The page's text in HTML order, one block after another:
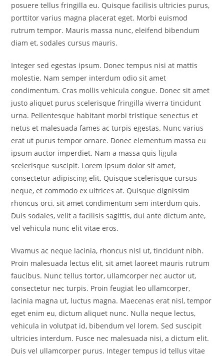
posuere tellus fringilla eu. Quisque facilisis ultricies purus,
porttitor varius magna placerat eget. Morbi euismod
rutrum tempor. Mauris massa nunc, eleifend bibendum
diam et, sodales cursus mauris.
Integer sed egestas ipsum. Donec tempus nisi at mattis
molestie. Nam semper interdum odio sit amet
condimentum. Cras mollis vehicula congue. Donec sit amet
justo aliquet purus scelerisque fringilla viverra tincidunt
urna. Pellentesque habitant morbi tristique senectus et
netus et malesuada fames ac turpis egestas. Nunc varius
erat ut purus tempor ornare. Donec elementum massa eu
ipsum auctor imperdiet. Nam a massa quis ligula
scelerisque suscipit. Lorem ipsum dolor sit amet,
consectetur adipiscing elit. Quisque scelerisque cursus
neque, et commodo ex ultrices at. Quisque dignissim
rhoncus orci, sit amet condimentum sem interdum quis.
Duis sodales, velit a facilisis sagittis, dui ante dictum ante,
vel vehicula nunc elit vitae eros.
Vivamus ac neque lacinia, rhoncus nisl ut, tincidunt nibh.
Proin malesuada lectus elit, sit amet laoreet mauris rutrum
faucibus. Nunc tellus tortor, ullamcorper nec auctor ut,
consectetur nec turpis. Proin feugiat leo ullamcorper,
lacinia magna ut, luctus magna. Maecenas erat nisl, tempor
eget enim eu, dictum aliquet nunc. Nulla neque lectus,
vehicula in volutpat id, bibendum vel lorem. Sed suscipit
ultricies interdum. Fusce nec malesuada nisi, a dictum elit.
Duis vel ullamcorper purus. Integer tempus id tellus vitae